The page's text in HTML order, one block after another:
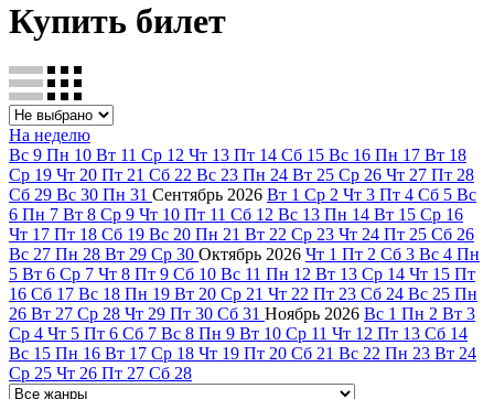
Купить билет
На неделю
Вс 9 Пн 10 Вт 11 Ср 12 Чт 13 Пт 14 Сб 15 Вс 16 Пн 17 Вт 18
Ср 19 Чт 20 Пт 21 Сб 22 Вс 23 Пн 24 Вт 25 Ср 26 Чт 27 Пт 28
Сб 29 Вс 30 Пн 31 Сентябрь 2026 Вт 1 Ср 2 Чт 3 Пт 4 Сб 5 Вс
6 Пн 7 Вт 8 Ср 9 Чт 10 Пт 11 Сб 12 Вс 13 Пн 14 Вт 15 Ср 16
Чт 17 Пт 18 Сб 19 Вс 20 Пн 21 Вт 22 Ср 23 Чт 24 Пт 25 Сб 26
Вс 27 Пн 28 Вт 29 Ср 30 Октябрь 2026 Чт 1 Пт 2 Сб 3 Вс 4 Пн
5 Вт 6 Ср 7 Чт 8 Пт 9 Сб 10 Вс 11 Пн 12 Вт 13 Ср 14 Чт 15 Пт
16 Сб 17 Вс 18 Пн 19 Вт 20 Ср 21 Чт 22 Пт 23 Сб 24 Вс 25 Пн
26 Вт 27 Ср 28 Чт 29 Пт 30 Сб 31 Ноябрь 2026 Вс 1 Пн 2 Вт 3
Ср 4 Чт 5 Пт 6 Сб 7 Вс 8 Пн 9 Вт 10 Ср 11 Чт 12 Пт 13 Сб 14
Вс 15 Пн 16 Вт 17 Ср 18 Чт 19 Пт 20 Сб 21 Вс 22 Пн 23 Вт 24
Ср 25 Чт 26 Пт 27 Сб 28